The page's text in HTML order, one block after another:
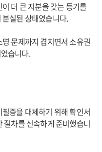
더 큰 지분을 갖는 등기를
실된 상태였습니다.
문제까지 겹치면서 소유권
습니다.
증을 대체하기 위해 확인서
절차를 신속하게 준비했습니